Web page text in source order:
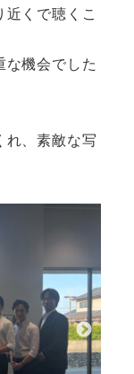
くで聴くこ
な機会でした
れ、素敵な写